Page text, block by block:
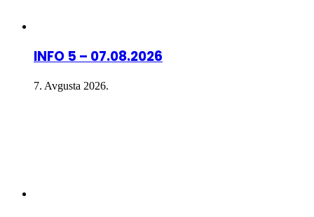
INFO 5 – 07.08.2026
7. Avgusta 2026.